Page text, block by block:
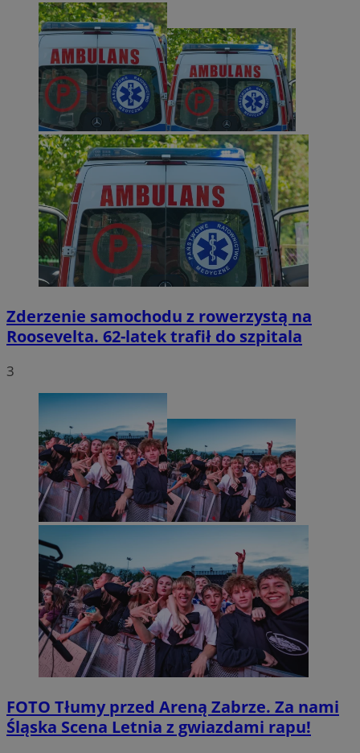
Zderzenie samochodu z rowerzystą na
Roosevelta. 62-latek trafił do szpitala
3
FOTO Tłumy przed Areną Zabrze. Za nami
Śląska Scena Letnia z gwiazdami rapu!